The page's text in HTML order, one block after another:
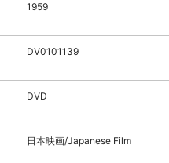
1959
DV0101139
DVD
日本映画/Japanese Film